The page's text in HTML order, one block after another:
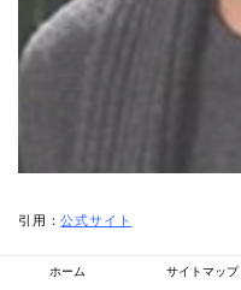
引用：公式サイト
ホーム サイトマップ